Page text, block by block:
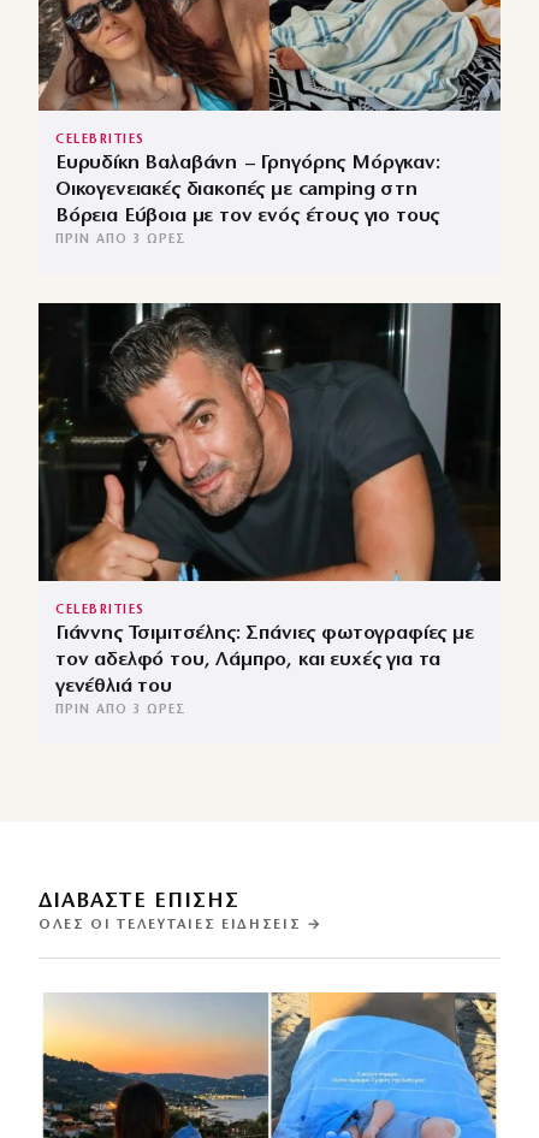
CELEBRITIES
Ευρυδίκη Βαλαβάνη – Γρηγόρης Μόργκαν:
Οικογενειακές διακοπές με camping στη
Βόρεια Εύβοια με τον ενός έτους γιο τους
ΠΡΙΝ ΑΠΌ 3 ΏΡΕΣ
CELEBRITIES
Γιάννης Τσιμιτσέλης: Σπάνιες φωτογραφίες με
τον αδελφό του, Λάμπρο, και ευχές για τα
γενέθλιά του
ΠΡΙΝ ΑΠΌ 3 ΏΡΕΣ
ΔΙΑΒΑΣΤΕ ΕΠΙΣΗΣ
ΌΛΕΣ ΟΙ ΤΕΛΕΥΤΑΊΕΣ ΕΙΔΉΣΕΙΣ →